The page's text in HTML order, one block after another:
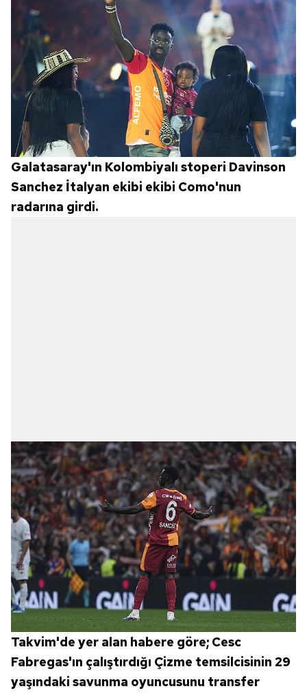
Galatasaray'ın Kolombiyalı stoperi Davinson
Sanchez İtalyan ekibi ekibi Como'nun
radarına girdi.
Takvim'de yer alan habere göre; Cesc
Fabregas'ın çalıştırdığı Çizme temsilcisinin 29
yaşındaki savunma oyuncusunu transfer